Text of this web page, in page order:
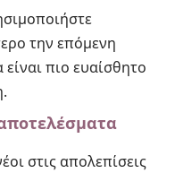
την επόμενη
πιο ευαίσθητο
στις απολεπίσεις